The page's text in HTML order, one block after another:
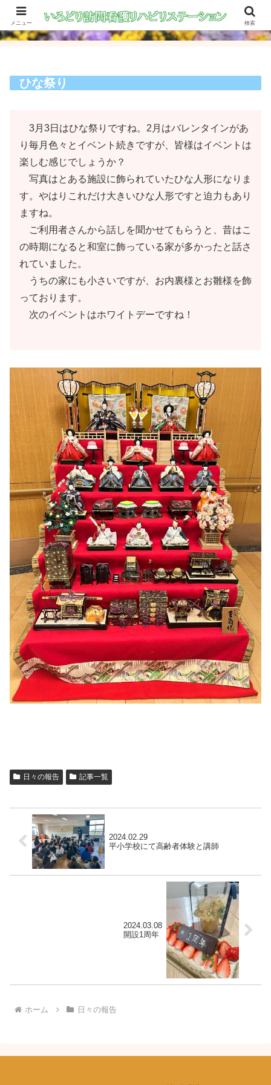
ひな祭り
3月3日はひな祭りですね。2月はバレンタインがあ
り毎月色々とイベント続きですが、皆様はイベントは
楽しむ感じでしょうか？
写真はとある施設に飾られていたひな人形になりま
す。やはりこれだけ大きいひな人形ですと迫力もあり
ますね。
ご利用者さんから話しを聞かせてもらうと、昔はこ
の時期になると和室に飾っている家が多かったと話さ
れていました。
うちの家にも小さいですが、お内裏様とお雛様を飾
っております。
次のイベントはホワイトデーですね！
日々の報告 記事一覧
2024.02.29
平小学校にて高齢者体験と講師
2024.03.08
開設1周年
ホーム 日々の報告
メニュー 検索